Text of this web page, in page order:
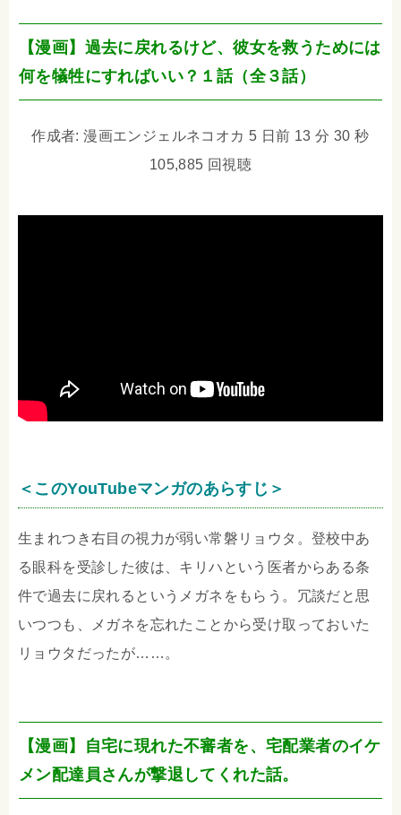
【漫画】過去に戻れるけど、彼女を救うためには
何を犠牲にすればいい？１話（全３話）
作成者: 漫画エンジェルネコオカ 5 日前 13 分 30 秒
105,885 回視聴
＜このYouTubeマンガのあらすじ＞
生まれつき右目の視力が弱い常磐リョウタ。登校中あ
る眼科を受診した彼は、キリハという医者からある条
件で過去に戻れるというメガネをもらう。冗談だと思
いつつも、メガネを忘れたことから受け取っておいた
リョウタだったが……。
【漫画】自宅に現れた不審者を、宅配業者のイケ
メン配達員さんが撃退してくれた話。